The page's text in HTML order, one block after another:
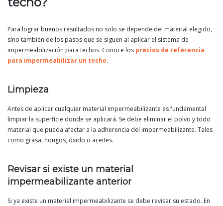
Para lograr buenos resultados no solo se depende del material elegido,
sino también de los pasos que se siguen al aplicar el sistema de
impermeabilización para techos. Conoce los precios de referencia
para impermeabilizar un techo.
Limpieza
Antes de aplicar cualquier material impermeabilizante es fundamental
limpiar la superficie donde se aplicará. Se debe eliminar el polvo y todo
material que pueda afectar a la adherencia del impermeabilizante. Tales
como grasa, hongos, óxido o aceites.
Revisar si existe un material
impermeabilizante anterior
Si ya existe un material impermeabilizante se debe revisar su estado. En